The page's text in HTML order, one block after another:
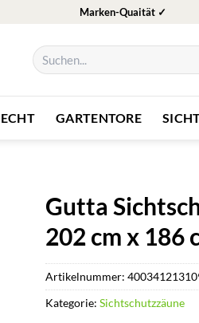
Marken-Quaität ✓
Suchen
nach:
GARTENTORE
Gutta
202 cm x 186
Artikelnummer:
Kategorie: Sichtschutzzäune